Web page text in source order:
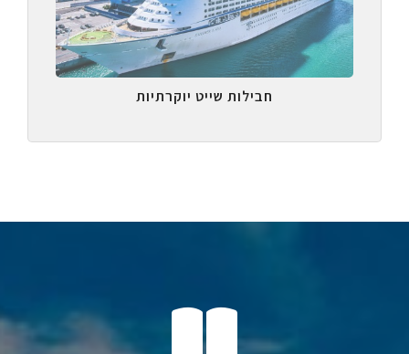
חבילות שייט יוקרתיות